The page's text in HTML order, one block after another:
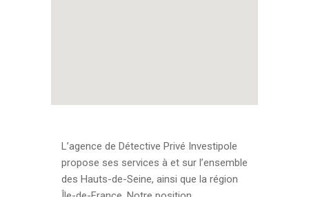
L’agence de Détective Privé Investipole
propose ses services à et sur l’ensemble
des Hauts-de-Seine, ainsi que la région